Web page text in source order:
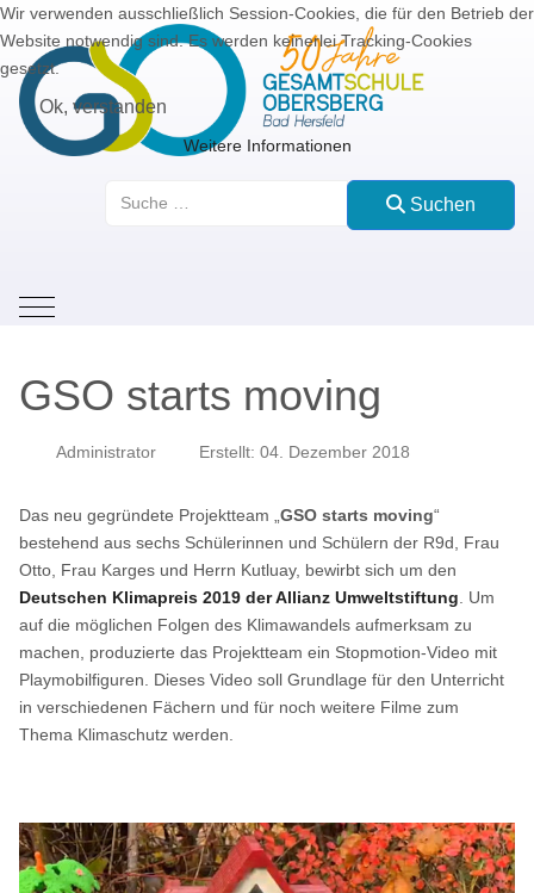
Suchen
Mobile Menu Toggle
GSO starts moving
Administrator Erstellt: 04. Dezember 2018
Das neu gegründete Projektteam „GSO starts moving“
bestehend aus sechs Schülerinnen und Schülern der R9d, Frau
Otto, Frau Karges und Herrn Kutluay, bewirbt sich um den
Deutschen Klimapreis 2019 der Allianz Umweltstiftung . Um
auf die möglichen Folgen des Klimawandels aufmerksam zu
machen, produzierte das Projektteam ein Stopmotion-Video mit
Playmobilfiguren. Dieses Video soll Grundlage für den Unterricht
in verschiedenen Fächern und für noch weitere Filme zum
Thema Klimaschutz werden.
Wir verwenden ausschließlich Session-Cookies, die für den Betrieb der
Website notwendig sind. Es werden keinerlei Tracking-Cookies
gesetzt.
Ok, verstanden
Weitere Informationen